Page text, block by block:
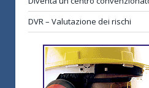
DVR – Valutazione dei rischi